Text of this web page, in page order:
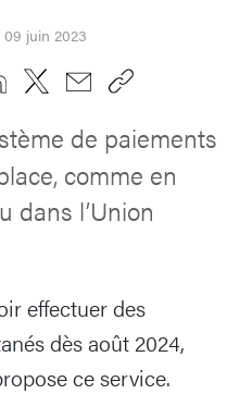
juin 2023
de paiements
comme en
dans l’Union
effectuer des
dès août 2024,
ce service.